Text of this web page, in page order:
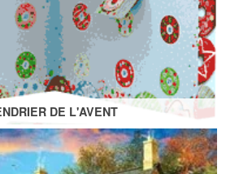
DE L'AVENT
Jigsaw Puzzles 24 boîtes de 50
pièces chacune